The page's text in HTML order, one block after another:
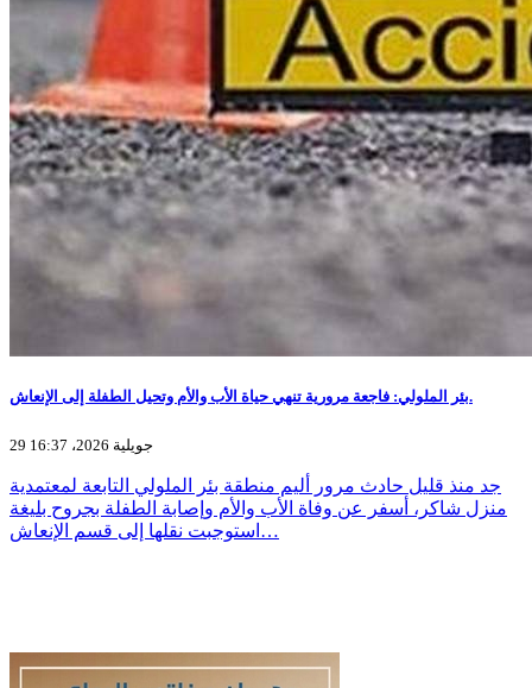
بئر الملولي: فاجعة مرورية تنهي حياة الأب والأم وتحيل الطفلة إلى الإنعاش.
29 جويلية 2026، 16:37
جد منذ قليل حادث مرور أليم منطقة بئر الملولي التابعة لمعتمدية
منزل شاكر، أسفر عن وفاة الأب والأم وإصابة الطفلة بجروح بليغة
استوجبت نقلها إلى قسم الإنعاش…